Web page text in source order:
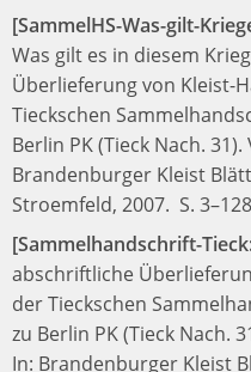
[SammelHS-Was-gilt-
Was gilt es in diesem
Überlieferung von Kleist-
Tieckschen
Berlin PK (Tieck Nach.
Brandenburger Kleist
Stroemfeld, 2007. S.
[Sammelhandschrift-
abschriftliche
der Tieckschen
zu Berlin PK (Tieck Nach.
In: Brandenburger Kleist